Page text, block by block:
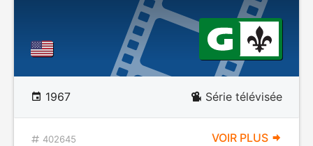
1967 Série télévisée
402645 VOIR PLUS